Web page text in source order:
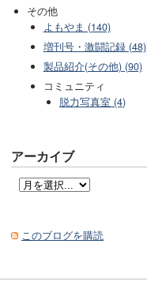
その他
よもやま (140)
増刊号・激闘記録 (48)
製品紹介(その他) (90)
コミュニティ
脱力写真室 (4)
アーカイブ
このブログを購読